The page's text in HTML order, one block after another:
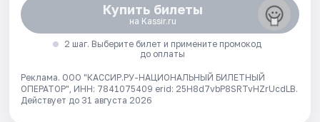
Купить билеты
на Kassir.ru
2 шаг. Выберите билет и примените промокод
до оплаты
Реклама. ООО "КАССИР.РУ-НАЦИОНАЛЬНЫЙ БИЛЕТНЫЙ
ОПЕРАТОР", ИНН: 7841075409 erid: 25H8d7vbP8SRTvHZrUcdLB.
Действует до 31 августа 2026